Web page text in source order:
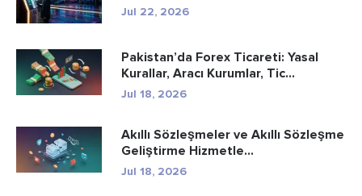
Jul 22, 2026
Pakistan’da Forex Ticareti: Yasal
Kurallar, Aracı Kurumlar, Tic...
Jul 18, 2026
Akıllı Sözleşmeler ve Akıllı Sözleşme
Geliştirme Hizmetle...
Jul 18, 2026